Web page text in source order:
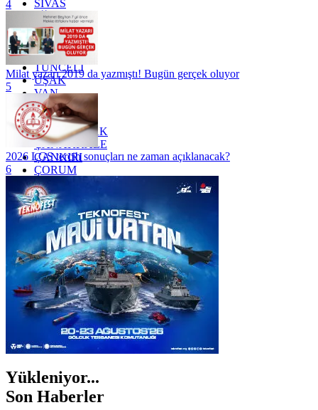
SİVAS
SİİRT
TEKİRDAĞ
TOKAT
TRABZON
TUNCELİ
UŞAK
VAN
YALOVA
YOZGAT
ZONGULDAK
ÇANAKKALE
ÇANKIRI
ÇORUM
İSTANBUL
İZMİR
ŞANLIURFA
ŞIRNAK
4
Milat yazarı 2019 da yazmıştı! Bugün gerçek oluyor
5
2026 LGS tercih sonuçları ne zaman açıklanacak?
6
Yükleniyor...
Son Haberler